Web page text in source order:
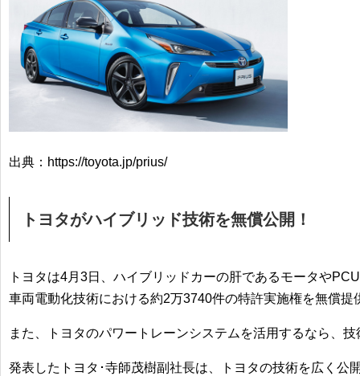
出典：https://toyota.jp/prius/
トヨタがハイブリッド技術を無償公開！
トヨタは4月3日、ハイブリッドカーの肝であるモータや
車両電動化技術における約2万3740件の特許実施権を無償提
また、トヨタのパワートレーンシステムを活用するなら、
発表したトヨタ･寺師茂樹副社長は、トヨタの技術を広く公